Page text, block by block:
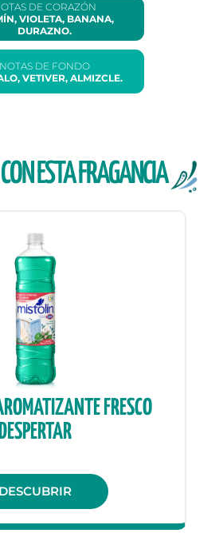
DE CORAZÓN
VIOLETA, BANANA,
DURAZNO.
NOTAS DE FONDO
VETIVER, ALMIZCLE.
ESTA FRAGANCIA
FRESCO
DESPERTAR
DESCUBRIR